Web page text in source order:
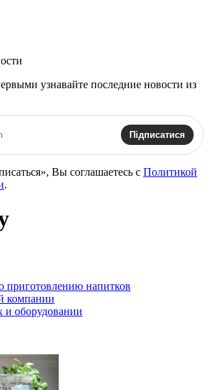
узнавайте последние новости из
Підписатися
Вы соглашаетесь с Политикой
.
приготовлению напитков
компании
и оборудовании